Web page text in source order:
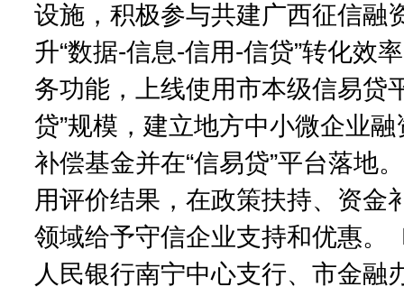
设施，积极参与共建广西征信融
升“数据-信息-信用-信贷”转化效
务功能，上线使用市本级信易贷
贷”规模，建立地方中小微企业
补偿基金并在“信易贷”平台落地
用评价结果，在政策扶持、资金
领域给予守信企业支持和优惠。
人民银行南宁中心支行、市金融